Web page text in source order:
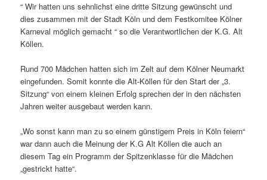
“ Wir hatten uns sehnlichst eine dritte Sitzung gewünscht und
dies zusammen mit der Stadt Köln und dem Festkomitee Kölner
Karneval möglich gemacht “ so die Verantwortlichen der K.G. Alt
Köllen.
Rund 700 Mädchen hatten sich im Zelt auf dem Kölner Neumarkt
eingefunden. Somit konnte die Alt-Köllen für den Start der „3.
Sitzung“ von einem kleinen Erfolg sprechen der in den nächsten
Jahren weiter ausgebaut werden kann.
„Wo sonst kann man zu so einem günstigem Preis in Köln feiern“
war dann auch die Meinung der K.G Alt Köllen die auch an
diesem Tag ein Programm der Spitzenklasse für die Mädchen
„gestrickt hatte“.